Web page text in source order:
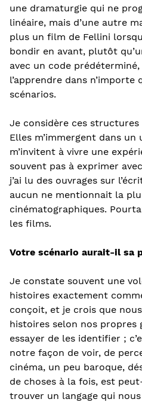
une dramaturgie qui ne
linéaire, mais d’une autre
plus un film de Fellini
bondir en avant, plutôt
avec un code
l’apprendre dans n’importe
scénarios.
Je considère ces
Elles m’immergent dans
m’invitent à vivre une
souvent pas à exprimer
j’ai lu des ouvrages sur
aucun ne mentionnait la
cinématographiques.
les films.
Votre scénario aurait-il sa
Je constate souvent une
histoires exactement
conçoit, et je crois que
histoires selon nos propres
essayer de les identifier ;
notre façon de voir, de
cinéma, un peu baroque,
de choses à la fois, est
trouver un langage qui nous